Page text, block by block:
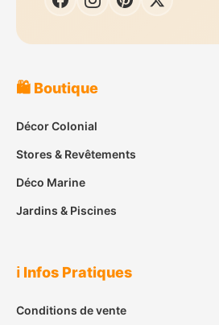
🛍️ Boutique
Décor Colonial
Stores & Revêtements
Déco Marine
Jardins & Piscines
ℹ️ Infos Pratiques
Conditions de vente